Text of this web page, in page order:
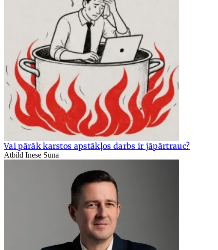
Vai pārāk karstos apstākļos darbs ir jāpārtrauc?
Atbild Inese Sūna